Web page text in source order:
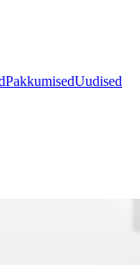
PakkumisedUudised